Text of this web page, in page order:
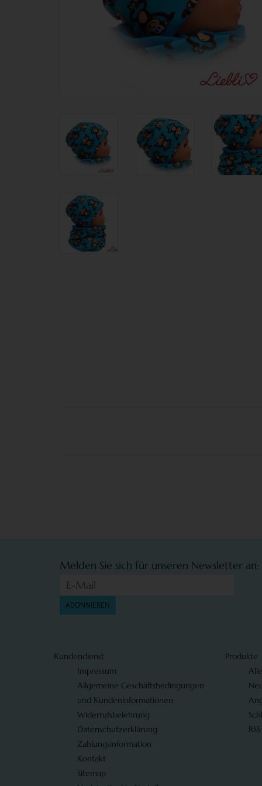
Melden Sie sich für unseren Newsletter an:
ABONNIEREN
Kundendienst
Impressum
Allgemeine Geschäftsbedingungen
und Kundeninformationen
Widerrufsbelehrung
Datenschutzerklärung
Zahlungsinformation
Kontakt
Sitemap
Produkte